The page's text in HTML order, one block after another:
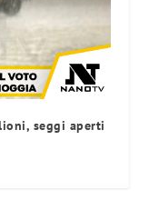
seggi aperti